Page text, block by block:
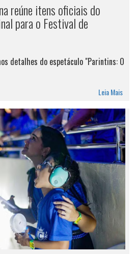
reúne itens oficiais do
para o Festival de
detalhes do espetáculo "Parintins: O
Leia Mais